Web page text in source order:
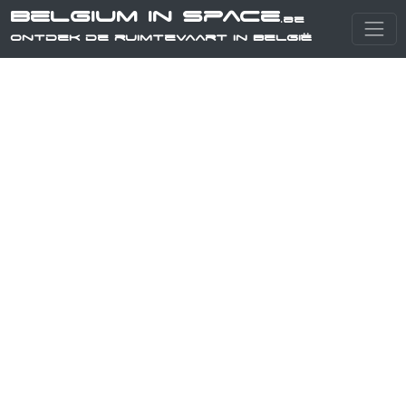
Belgium in Space.be
Ontdek de ruimtevaart in België